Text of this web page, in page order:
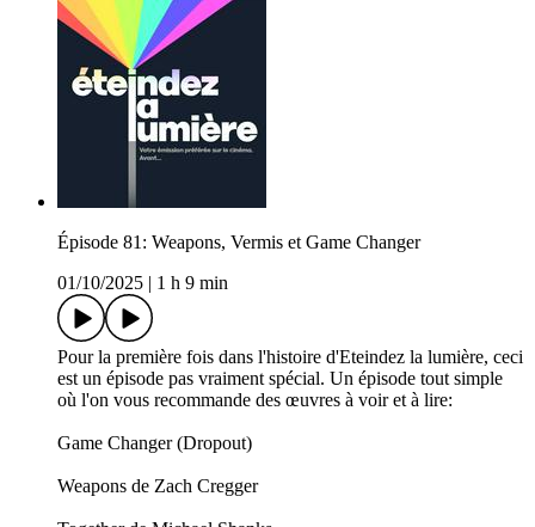
Épisode 81: Weapons, Vermis et Game Changer
01/10/2025
1 h 9 min
Pour la première fois dans l'histoire d'Eteindez la lumière, ceci
est un épisode pas vraiment spécial. Un épisode tout simple
où l'on vous recommande des œuvres à voir et à lire:
Game Changer (Dropout)
Weapons de Zach Cregger